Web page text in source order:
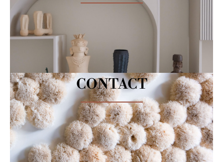
CONTACT